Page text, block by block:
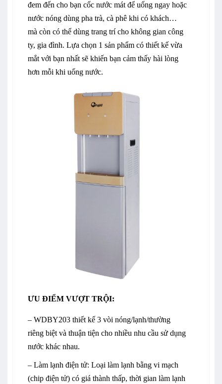
đem đến cho bạn cốc nước mát để uống ngay hoặc
nước nóng dùng pha trà, cà phê khi có khách…
mà còn có thể dùng trang trí cho không gian công
ty, gia đình. Lựa chọn 1 sản phẩm có thiết kế vừa
mắt với bạn nhất sẽ khiến bạn cảm thấy hài lòng
hơn mỗi khi uống nước.
ƯU ĐIỂM VƯỢT TRỘI:
– WDBY203 thiết kế 3 vòi nóng/lạnh/thường
riêng biệt và thuận tiện cho nhiều nhu cầu sử dụng
nước khác nhau.
– Làm lạnh điện tử: Loại làm lạnh bằng vi mạch
(chip điện tử) có giá thành thấp, thời gian làm lạnh